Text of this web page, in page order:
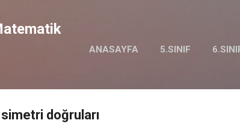
ANASAYFA 5.SINIF
doğruları